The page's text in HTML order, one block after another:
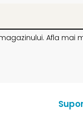
Afla mai